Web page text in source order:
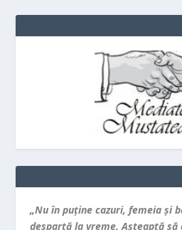
„Nu în puţine cazuri, femeia şi
despartă la vreme. Aşteaptă